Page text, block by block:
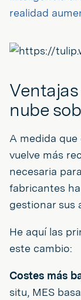
realidad
nube
A medida
vuelve más
necesaria
fabricantes
gestionar sus
He aquí las
este cambio:
Costes más
situ, MES